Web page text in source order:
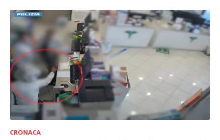
CRONACA